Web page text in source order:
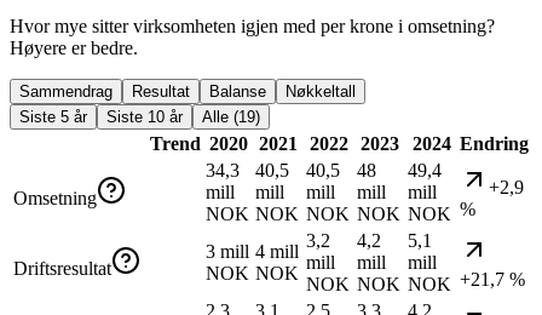
Hvor mye sitter virksomheten igjen med per krone i omsetning?
Høyere er bedre.
Sammendrag Resultat Balanse
Nøkkeltall
Siste 5 år
Siste 10 år Alle (19)
Trend 2020 2021 2022 2023 2024 Endring
Omsetning
34,3
mill
NOK
40,5
mill
NOK
40,5
mill
NOK
48
mill
NOK
49,4
mill
NOK
+2,9
%
Driftsresultat
3 mill
NOK
4 mill
NOK
3,2
mill
NOK
4,2
mill
NOK
5,1
mill
NOK +21,7 %
2,3
3,1
2,5
3,3
4,2